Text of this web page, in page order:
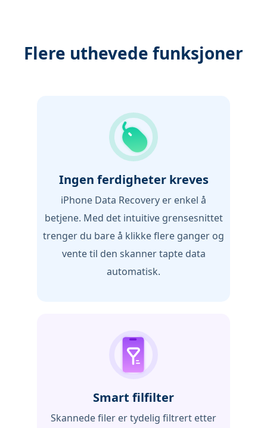
Flere uthevede funksjoner
Ingen ferdigheter kreves
iPhone Data Recovery er enkel å
betjene. Med det intuitive grensesnittet
trenger du bare å klikke flere ganger og
vente til den skanner tapte data
automatisk.
Smart filfilter
Skannede filer er tydelig filtrert etter